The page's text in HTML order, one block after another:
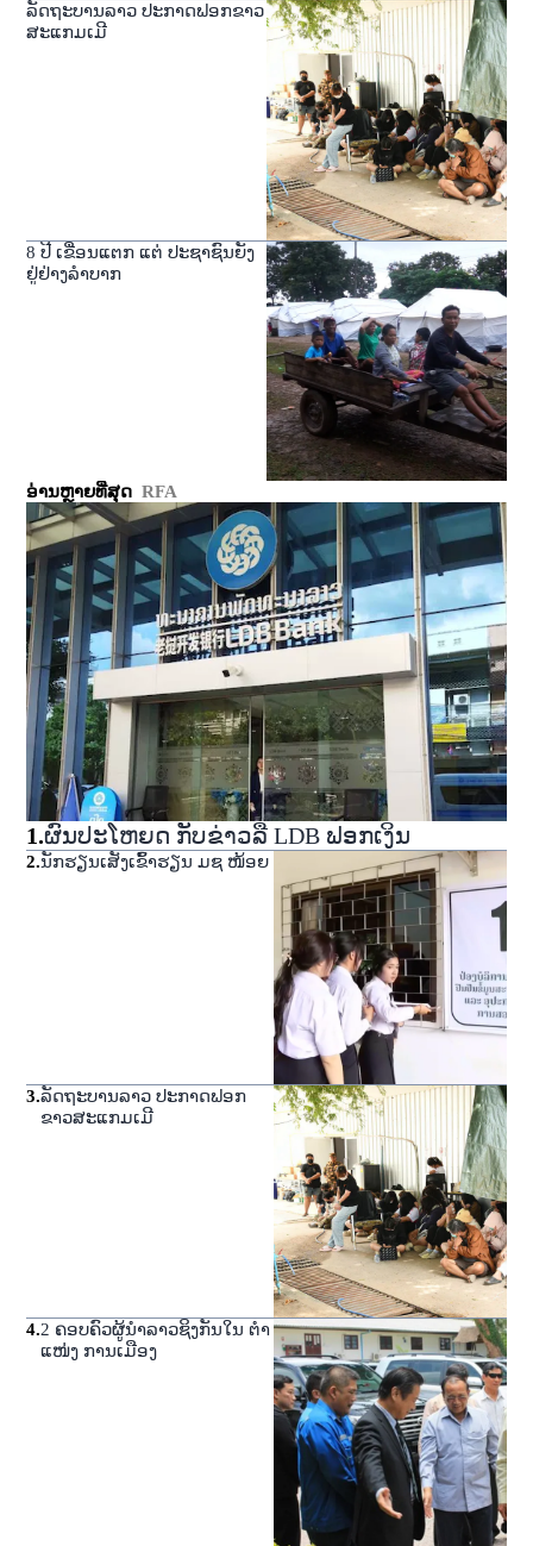
ລັດຖະບານລາວ ປະກາດຟອກຂາວ
ສະແກມເມີ
8 ປີ ເຂື່ອນແຕກ ແຕ່ ປະຊາຊົນຍັງ
ຢູ່ຢ່າງລໍາບາກ
ອ່ານຫຼາຍທີ່ສຸດ RFA
1.ຜົນປະໂຫຍດ ກັບຂ່າວລື LDB ຟອກເງິນ
2.ນັກຮຽນເສັງເຂົ້າຮຽນ ມຊ ໜ້ອຍ
3.ລັດຖະບານລາວ ປະກາດຟອກ
ຂາວສະແກມເມີ
4.2 ຄອບຄົວຜູ້ນໍາລາວຊິງກັນໃນ ຕໍາ
ແໜ່ງ ການເມືອງ